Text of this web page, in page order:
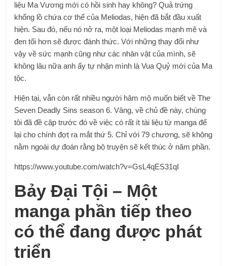
liệu Ma Vương mới có hồi sinh hay không? Quả trứng
khổng lồ chứa cơ thể của Meliodas, hiện đã bắt đầu xuất
hiện. Sau đó, nếu nó nở ra, một loại Meliodas mạnh mẽ và
đen tối hơn sẽ được đánh thức. Với những thay đổi như
vậy về sức mạnh cũng như các nhân vật của mình, sẽ
không lâu nữa anh ấy tự nhận mình là Vua Quỷ mới của Ma
tộc.
Hiện tại, vẫn còn rất nhiều người hâm mộ muốn biết về The
Seven Deadly Sins season 6. Vâng, về chủ đề này, chúng
tôi đã đề cập trước đó về việc có rất ít tài liệu từ manga để
lại cho chính đợt ra mắt thứ 5. Chỉ với 79 chương, sẽ không
nằm ngoài dự đoán rằng bộ truyện sẽ kết thúc ở năm phần.
https://www.youtube.com/watch?v=GsL4qES31qI
Bảy Đại Tội – Một
manga phần tiếp theo
có thể đang được phát
triển